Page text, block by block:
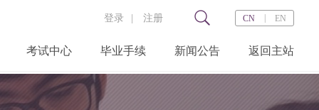
登录 注册 CN EN
考试中心 毕业手续 新闻公告 返回主站